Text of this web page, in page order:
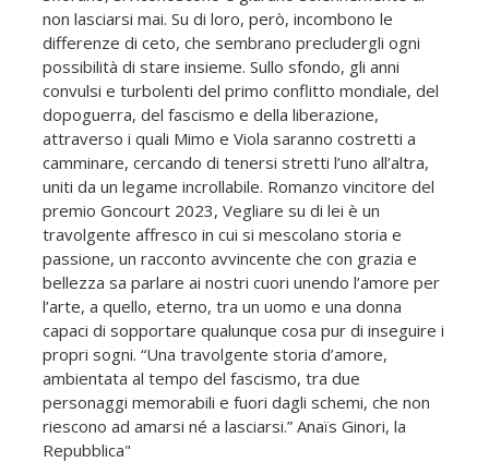
non lasciarsi mai. Su di loro, però, incombono le
differenze di ceto, che sembrano precludergli ogni
possibilità di stare insieme. Sullo sfondo, gli anni
convulsi e turbolenti del primo conflitto mondiale, del
dopoguerra, del fascismo e della liberazione,
attraverso i quali Mimo e Viola saranno costretti a
camminare, cercando di tenersi stretti l’uno all’altra,
uniti da un legame incrollabile. Romanzo vincitore del
premio Goncourt 2023, Vegliare su di lei è un
travolgente affresco in cui si mescolano storia e
passione, un racconto avvincente che con grazia e
bellezza sa parlare ai nostri cuori unendo l’amore per
l’arte, a quello, eterno, tra un uomo e una donna
capaci di sopportare qualunque cosa pur di inseguire i
propri sogni. “Una travolgente storia d’amore,
ambientata al tempo del fascismo, tra due
personaggi memorabili e fuori dagli schemi, che non
riescono ad amarsi né a lasciarsi.” Anaïs Ginori, la
Repubblica"